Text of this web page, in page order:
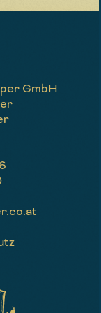
GmbH